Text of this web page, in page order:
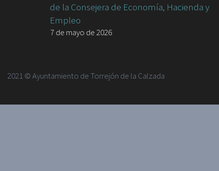
de la Consejera de Economía, Hacienda y
Empleo
7 de mayo de 2026
2021 © Ayuntamiento de Torrejón de la Calzada